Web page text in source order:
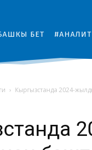
БЕТ
Кыргызстанда 2024-